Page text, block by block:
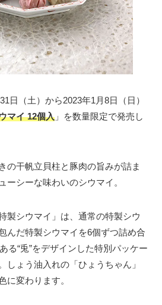
日（土）から2023年1月8日（日）
マイ 12個入 」を数量限定で発売し
の干帆立貝柱と豚肉の旨みが詰ま
ーシーな味わいのシウマイ。
製シウマイ」は、通常の特製シウ
んだ特製シウマイを6個ずつ詰め合
る“兎”をデザインした特別パッケー
しょう油入れの「ひょうちゃん」
に変わります。